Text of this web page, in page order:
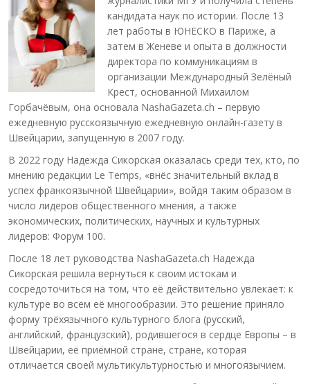
кандидата наук по истории. После 13
лет работы в ЮНЕСКО в Париже, а
затем в Женеве и опыта в должности
директора по коммуникациям в
организации Международный Зелёный
Крест, основанной Михаилом
Горбачёвым, она основала NashaGazeta.ch – первую
ежедневную русскоязычную ежедневную онлайн-газету в
Швейцарии, запущенную в 2007 году.
В 2022 году Надежда Сикорская оказалась среди тех, кто, по
мнению редакции Le Temps, «внёс значительный вклад в
успех франкоязычной Швейцарии», войдя таким образом в
число лидеров общественного мнения, а также
экономических, политических, научных и культурных
лидеров: Форум 100.
После 18 лет руководства NashaGazeta.ch Надежда
Сикорская решила вернуться к своим истокам и
сосредоточиться на том, что её действительно увлекает: к
культуре во всём её многообразии. Это решение приняло
форму трёхязычного культурного блога (русский,
английский, французский), родившегося в сердце Европы – в
Швейцарии, её приёмной стране, стране, которая
отличается своей мультикультурностью и многоязычием.